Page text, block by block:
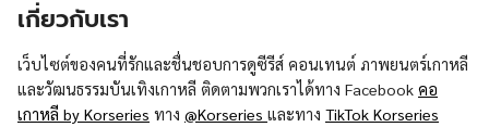
เกี่ยวกับเรา
เว็บไซต์ของคนที่รักและชื่นชอบการดูซีรีส์ คอนเทนต์ ภาพยนตร์เกาหลี
และวัฒนธรรมบันเทิงเกาหลี ติดตามพวกเราได้ทาง Facebook คอ
เกาหลี by Korseries ทาง @Korseries และทาง TikTok Korseries